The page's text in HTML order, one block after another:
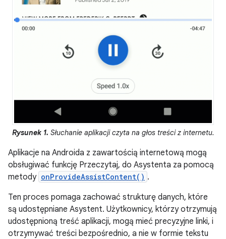
Rysunek 1. Słuchanie aplikacji czyta na głos treści z internetu.
Aplikacje na Androida z zawartością internetową mogą
obsługiwać funkcję Przeczytaj, do Asystenta za pomocą
metody onProvideAssistContent() .
Ten proces pomaga zachować strukturę danych, które
są udostępniane Asystent. Użytkownicy, którzy otrzymują
udostępnioną treść aplikacji, mogą mieć precyzyjne linki, i
otrzymywać treści bezpośrednio, a nie w formie tekstu